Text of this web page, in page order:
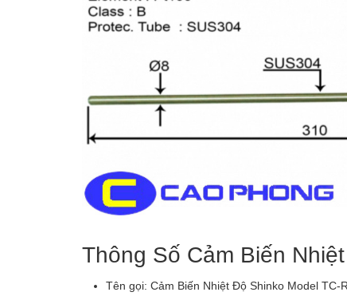
Thông Số Cảm Biến
Tên gọi: Cảm Biến Nhiệt Độ Shinko Model TC-